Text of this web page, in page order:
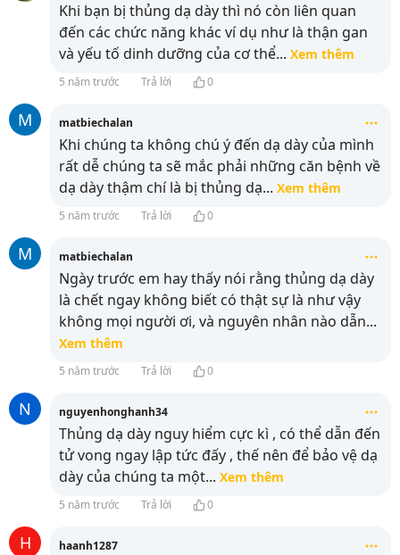
Khi bạn bị thủng dạ dày thì nó còn liên quan
đến các chức năng khác ví dụ như là thận gan
và yếu tố dinh dưỡng của cơ thể... Xem thêm
5 năm trước Trả lời 0
M matbiechalan
Khi chúng ta không chú ý đến dạ dày của mình
rất dễ chúng ta sẽ mắc phải những căn bệnh về
dạ dày thậm chí là bị thủng dạ... Xem thêm
5 năm trước Trả lời 0
M matbiechalan
Ngày trước em hay thấy nói rằng thủng dạ dày
là chết ngay không biết có thật sự là như vậy
không mọi người ơi, và nguyên nhân nào dẫn...
Xem thêm
5 năm trước Trả lời 0
N nguyenhonghanh34
Thủng dạ dày nguy hiểm cực kì , có thể dẫn đến
tử vong ngay lập tức đấy , thế nên để bảo vệ dạ
dày của chúng ta một... Xem thêm
5 năm trước Trả lời 0
H haanh1287